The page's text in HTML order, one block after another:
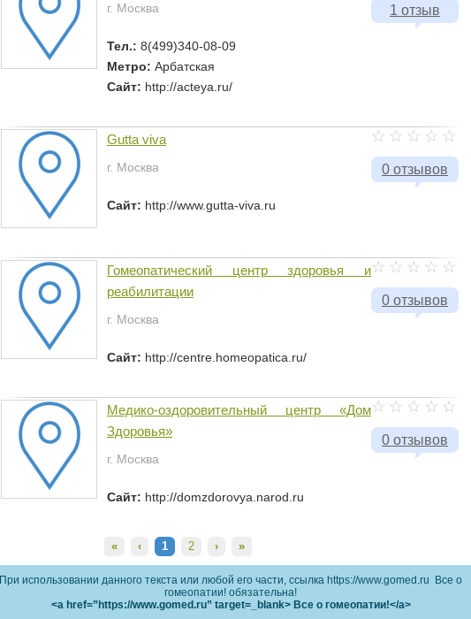
1 отзыв
г. Москва
Тел.: 8(499)340-08-09
Метро: Арбатская
Сайт: http://acteya.ru/
0 отзывов
Gutta viva
г. Москва
Сайт: http://www.gutta-viva.ru
0 отзывов
Гомеопатический центр здоровья и
реабилитации
г. Москва
Сайт: http://centre.homeopatica.ru/
0 отзывов
Медико-оздоровительный центр «Дом
Здоровья»
г. Москва
Сайт: http://domzdorovya.narod.ru
« ‹ 1 2 › »
При использовании данного текста или любой его части, ссылка https://www.gomed.ru Все о
гомеопатии! обязательна!
<a href=”https://www.gomed.ru” target=_blank> Все о гомеопатии!</a>